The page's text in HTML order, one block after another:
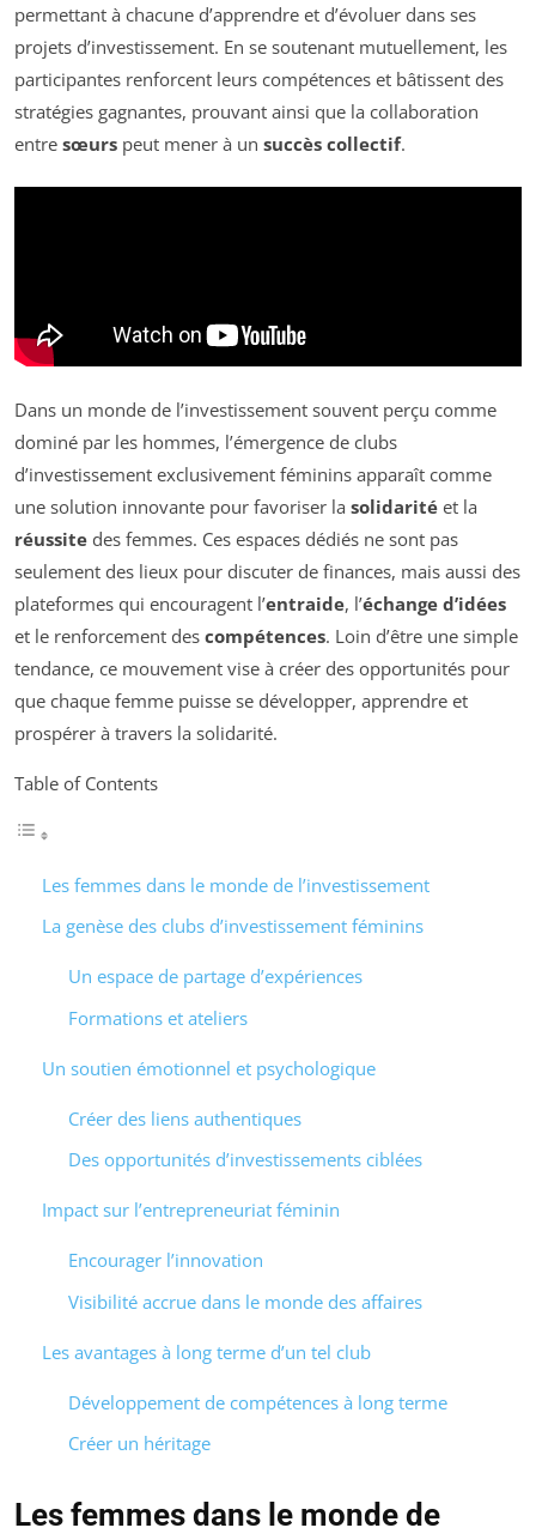
permettant à chacune d’apprendre et d’évoluer dans ses
projets d’investissement. En se soutenant mutuellement, les
participantes renforcent leurs compétences et bâtissent des
stratégies gagnantes, prouvant ainsi que la collaboration
entre sœurs peut mener à un succès collectif.
Dans un monde de l’investissement souvent perçu comme
dominé par les hommes, l’émergence de clubs
d’investissement exclusivement féminins apparaît comme
une solution innovante pour favoriser la solidarité et la
réussite des femmes. Ces espaces dédiés ne sont pas
seulement des lieux pour discuter de finances, mais aussi des
plateformes qui encouragent l’entraide, l’échange d’idées
et le renforcement des compétences. Loin d’être une simple
tendance, ce mouvement vise à créer des opportunités pour
que chaque femme puisse se développer, apprendre et
prospérer à travers la solidarité.
Table of Contents
Les femmes dans le monde de l’investissement
La genèse des clubs d’investissement féminins
Un espace de partage d’expériences
Formations et ateliers
Un soutien émotionnel et psychologique
Créer des liens authentiques
Des opportunités d’investissements ciblées
Impact sur l’entrepreneuriat féminin
Encourager l’innovation
Visibilité accrue dans le monde des affaires
Les avantages à long terme d’un tel club
Développement de compétences à long terme
Créer un héritage
Les femmes dans le monde de